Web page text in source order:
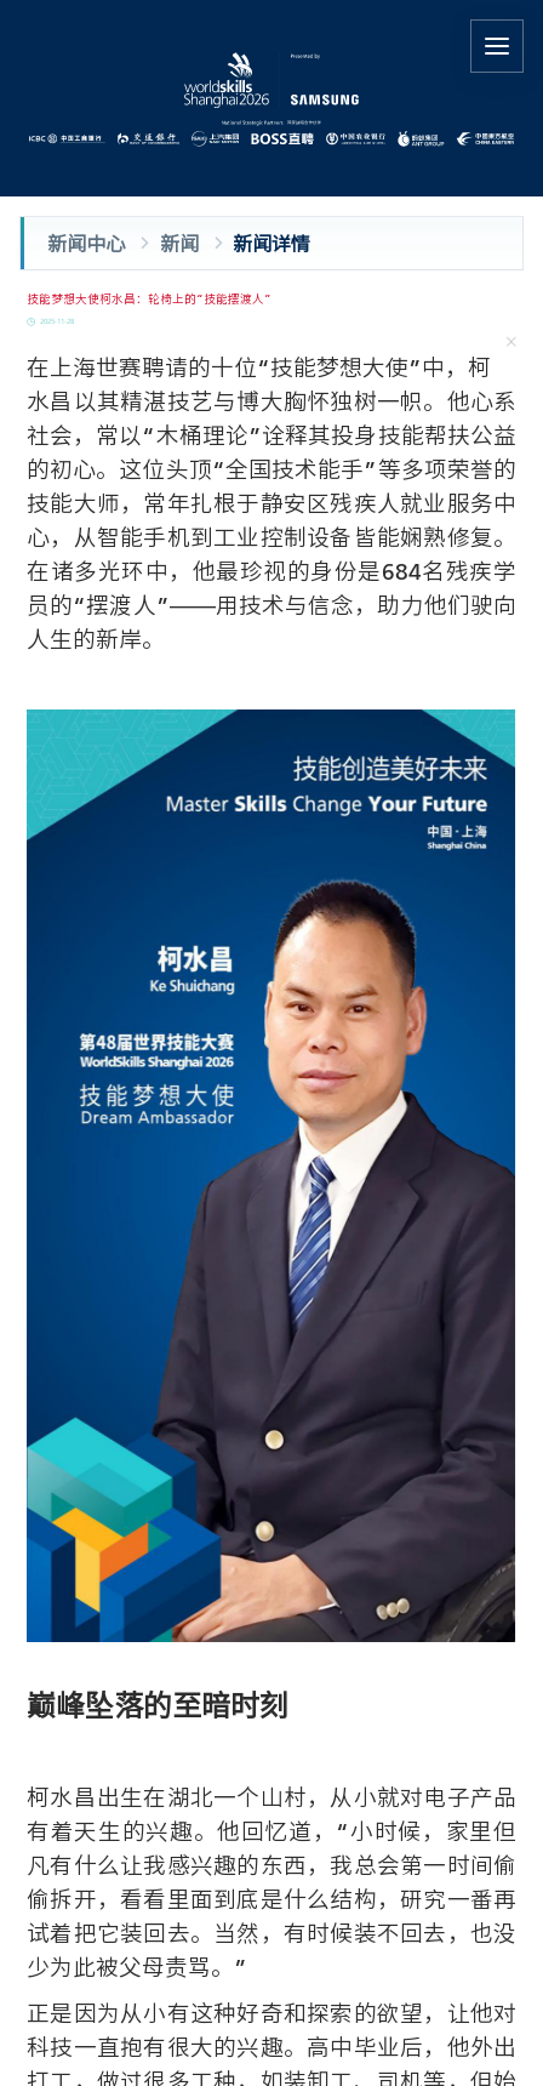
新闻中心 新闻 新闻详情
技能梦想大使柯水昌：轮椅上的“技能摆渡人”
2025-11-28
在上海世赛聘请的十位“技能梦想大使”中，柯
水昌以其精湛技艺与博大胸怀独树一帜。他心系
社会，常以“木桶理论”诠释其投身技能帮扶公益
的初心。这位头顶“全国技术能手”等多项荣誉的
技能大师，常年扎根于静安区残疾人就业服务中
心，从智能手机到工业控制设备皆能娴熟修复。
在诸多光环中，他最珍视的身份是684名残疾学
员的“摆渡人”——用技术与信念，助力他们驶向
人生的新岸。
巅峰坠落的至暗时刻
柯水昌出生在湖北一个山村，从小就对电子产品
有着天生的兴趣。他回忆道，“小时候，家里但
凡有什么让我感兴趣的东西，我总会第一时间偷
偷拆开，看看里面到底是什么结构，研究一番再
试着把它装回去。当然，有时候装不回去，也没
少为此被父母责骂。”
正是因为从小有这种好奇和探索的欲望，让他对
科技一直抱有很大的兴趣。高中毕业后，他外出